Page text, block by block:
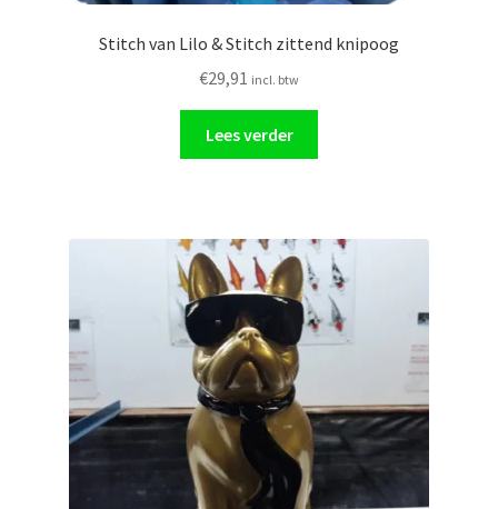
Stitch van Lilo & Stitch zittend knipoog
€29,91 incl. btw
Lees verder